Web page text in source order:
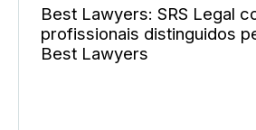
Best Lawyers: SRS Legal
profissionais distinguidos
Best Lawyers